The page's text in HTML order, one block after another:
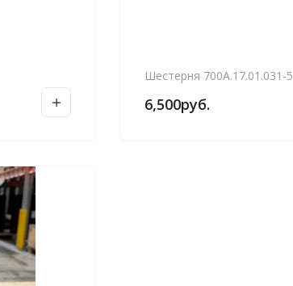
Шестерня 700А.17.01.031-5
6,500руб.